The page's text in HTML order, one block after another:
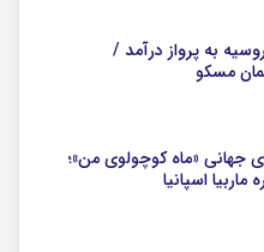
به پرواز درآمد /
مسکو
جهانی «ماه کوچولوی من»؛
اسپانیا